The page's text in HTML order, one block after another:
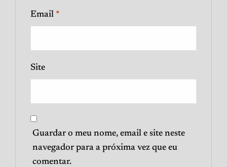
Email *
Site
Guardar o meu nome, email e site neste
navegador para a próxima vez que eu
comentar.